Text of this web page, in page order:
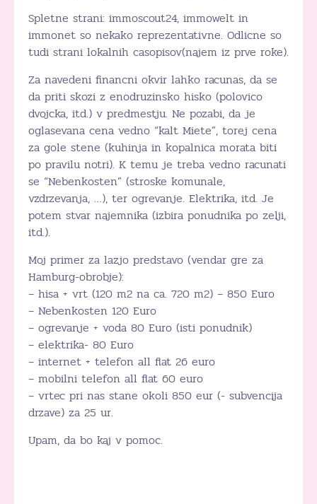
Spletne strani: immoscout24, immowelt in
immonet so nekako reprezentativne. Odlicne so
tudi strani lokalnih casopisov(najem iz prve roke).
Za navedeni financni okvir lahko racunas, da se
da priti skozi z enodruzinsko hisko (polovico
dvojcka, itd.) v predmestju. Ne pozabi, da je
oglasevana cena vedno “kalt Miete”, torej cena
za gole stene (kuhinja in kopalnica morata biti
po pravilu notri). K temu je treba vedno racunati
se “Nebenkosten” (stroske komunale,
vzdrzevanja, …), ter ogrevanje. Elektrika, itd. Je
potem stvar najemnika (izbira ponudnika po zelji,
itd.).
Moj primer za lazjo predstavo (vendar gre za
Hamburg-obrobje):
– hisa + vrt (120 m2 na ca. 720 m2) – 850 Euro
– Nebenkosten 120 Euro
– ogrevanje + voda 80 Euro (isti ponudnik)
– elektrika- 80 Euro
– internet + telefon all flat 26 euro
– mobilni telefon all flat 60 euro
– vrtec pri nas stane okoli 850 eur (- subvencija
drzave) za 25 ur.
Upam, da bo kaj v pomoc.